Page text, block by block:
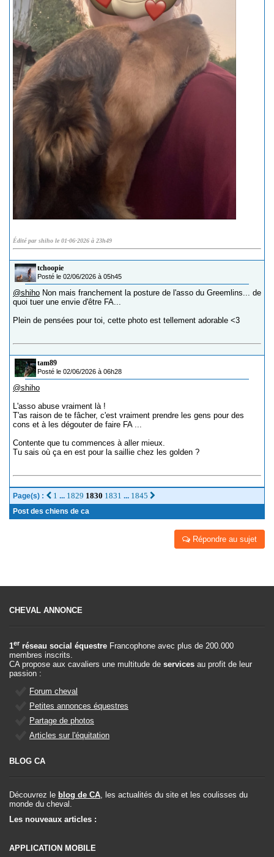
Édité par shiho le 01-06-2026 à 23h49
tchoopie
Posté le 02/06/2026 à 05h45
@shiho Non mais franchement la posture de l'asso du Greemlins... de
quoi tuer une envie d'être FA...
Plein de pensées pour toi, cette photo est tellement adorable <3
tam89
Posté le 02/06/2026 à 06h28
@shiho
L'asso abuse vraiment là !
T'as raison de te fâcher, c'est vraiment prendre les gens pour des
cons et à les dégouter de faire FA ...
Contente que tu commences à aller mieux.
Tu sais où ça en est pour la saillie chez les golden ?
Page(s) : 1 ... 1829 1830 1831 ... 1845
Post des chiens de ca
Répondre au sujet
CHEVAL ANNONCE
1er réseau social équestre Francophone avec plus de 200.000
membres inscrits.
CA propose aux cavaliers une multitude de services au profit de leur
passion :
Forum cheval
Petites annonces équestres
Partage de photos
Articles sur l'équitation
BLOG CA
Découvrez le blog de CA , les actualités du site et les coulisses du
monde du cheval.
Les nouveaux articles :
APPLICATION MOBILE